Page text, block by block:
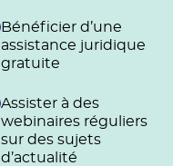
Bénéficier d’une
assistance juridique
gratuite
Assister à des
webinaires réguliers
sur des sujets
d’actualité